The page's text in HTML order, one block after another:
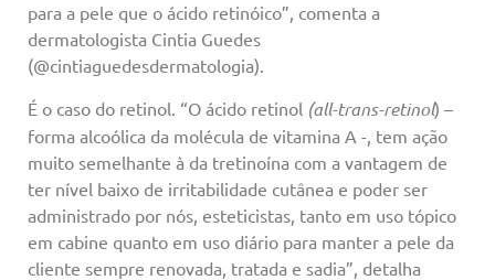
para a pele que o ácido retinóico”, comenta a
dermatologista Cintia Guedes
(@cintiaguedesdermatologia).
É o caso do retinol. “O ácido retinol (all-trans-retinol) –
forma alcoólica da molécula de vitamina A -, tem ação
muito semelhante à da tretinoína com a vantagem de
ter nível baixo de irritabilidade cutânea e poder ser
administrado por nós, esteticistas, tanto em uso tópico
em cabine quanto em uso diário para manter a pele da
cliente sempre renovada, tratada e sadia”, detalha